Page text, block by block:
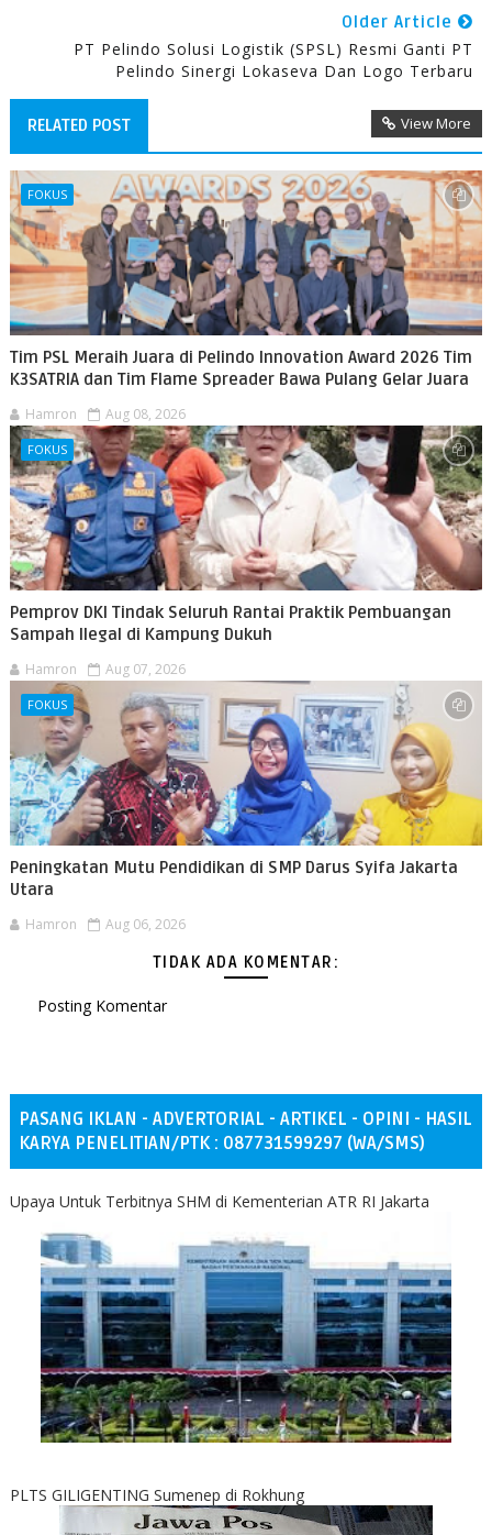
Older Article
PT Pelindo Solusi Logistik (SPSL) Resmi Ganti PT
Pelindo Sinergi Lokaseva Dan Logo Terbaru
RELATED POST View More
FOKUS
Tim PSL Meraih Juara di Pelindo Innovation Award 2026 Tim
K3SATRIA dan Tim Flame Spreader Bawa Pulang Gelar Juara
Hamron Aug 08, 2026
FOKUS
Pemprov DKI Tindak Seluruh Rantai Praktik Pembuangan
Sampah Ilegal di Kampung Dukuh
Hamron Aug 07, 2026
FOKUS
Peningkatan Mutu Pendidikan di SMP Darus Syifa Jakarta
Utara
Hamron Aug 06, 2026
TIDAK ADA KOMENTAR:
Posting Komentar
PASANG IKLAN - ADVERTORIAL - ARTIKEL - OPINI - HASIL
KARYA PENELITIAN/PTK : 087731599297 (WA/SMS)
Upaya Untuk Terbitnya SHM di Kementerian ATR RI Jakarta
PLTS GILIGENTING Sumenep di Rokhung